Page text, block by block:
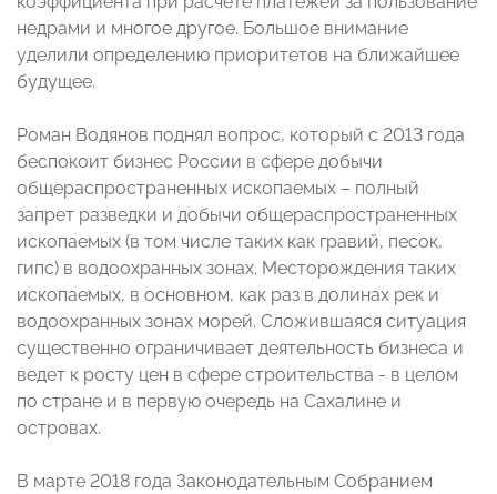
недрами и многое другое. Большое внимание
уделили определению приоритетов на ближайшее
будущее.
Роман Водянов поднял вопрос, который с 2013 года
беспокоит бизнес России в сфере добычи
общераспространенных ископаемых – полный
запрет разведки и добычи общераспространенных
ископаемых (в том числе таких как гравий, песок,
гипс) в водоохранных зонах. Месторождения таких
ископаемых, в основном, как раз в долинах рек и
водоохранных зонах морей. Сложившаяся ситуация
существенно ограничивает деятельность бизнеса и
ведет к росту цен в сфере строительства - в целом
по стране и в первую очередь на Сахалине и
островах.
В марте 2018 года Законодательным Собранием